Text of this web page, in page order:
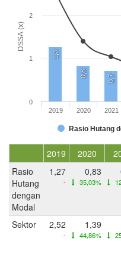
DSSA (x)
1,3
0,8
0,7
Rasio Hutang
2019 2020 2021
0
1
2
2019 2020
Rasio
Hutang
dengan
Modal
1,27
-
0,83
35,03%
Sektor 2,52
-
1,39
44,86%